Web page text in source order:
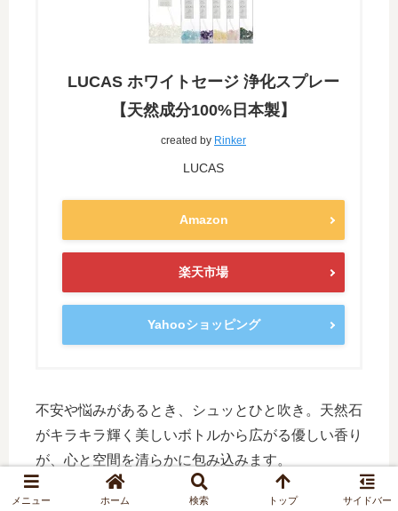
LUCAS ホワイトセージ 浄化スプレー
【天然成分100%日本製】
created by Rinker
LUCAS
Amazon
楽天市場
Yahooショッピング
不安や悩みがあるとき、シュッとひと吹き。天然石
がキラキラ輝く美しいボトルから広がる優しい香り
が、心と空間を清らかに包み込みます。
メニュー ホーム 検索 トップ サイドバー